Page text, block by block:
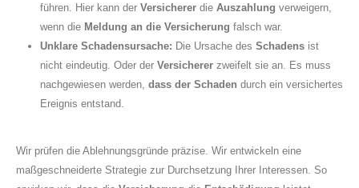
führen. Hier kann der Versichererdie Auszahlung verweigern,
wenn die Meldung an die Versicherung falsch war.
Unklare Schadensursache: Die Ursache des Schadensist
nicht eindeutig. Oder der Versichererzweifelt sie an. Es muss
nachgewiesen werden, dass der Schaden durch ein versichertes
Ereignis entstand.
Wir prüfen die Ablehnungsgründe präzise. Wir entwickeln eine
maßgeschneiderte Strategie zur Durchsetzung Ihrer Interessen. So